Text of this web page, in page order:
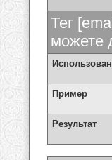
Тег
можете
Пример
Результат